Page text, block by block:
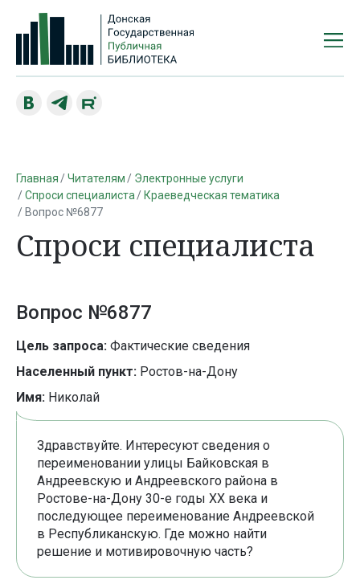
Главная Читателям
Электронные услуги
Спроси специалиста
Краеведческая тематика
Вопрос №6877
Спроси специалиста
Вопрос №6877
Цель запроса: Фактические сведения
Населенный пункт: Ростов-на-Дону
Имя: Николай
Здравствуйте. Интересуют сведения о
переименовании улицы Байковская в
Андреевскую и Андреевского района в
Ростове-на-Дону 30-е годы XX века и
последующее переименование Андреевской
в Республиканскую. Где можно найти
решение и мотивировочную часть?